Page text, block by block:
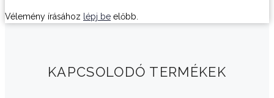
Vélemény írásához lépj be előbb.
KAPCSOLODÓ TERMÉKEK